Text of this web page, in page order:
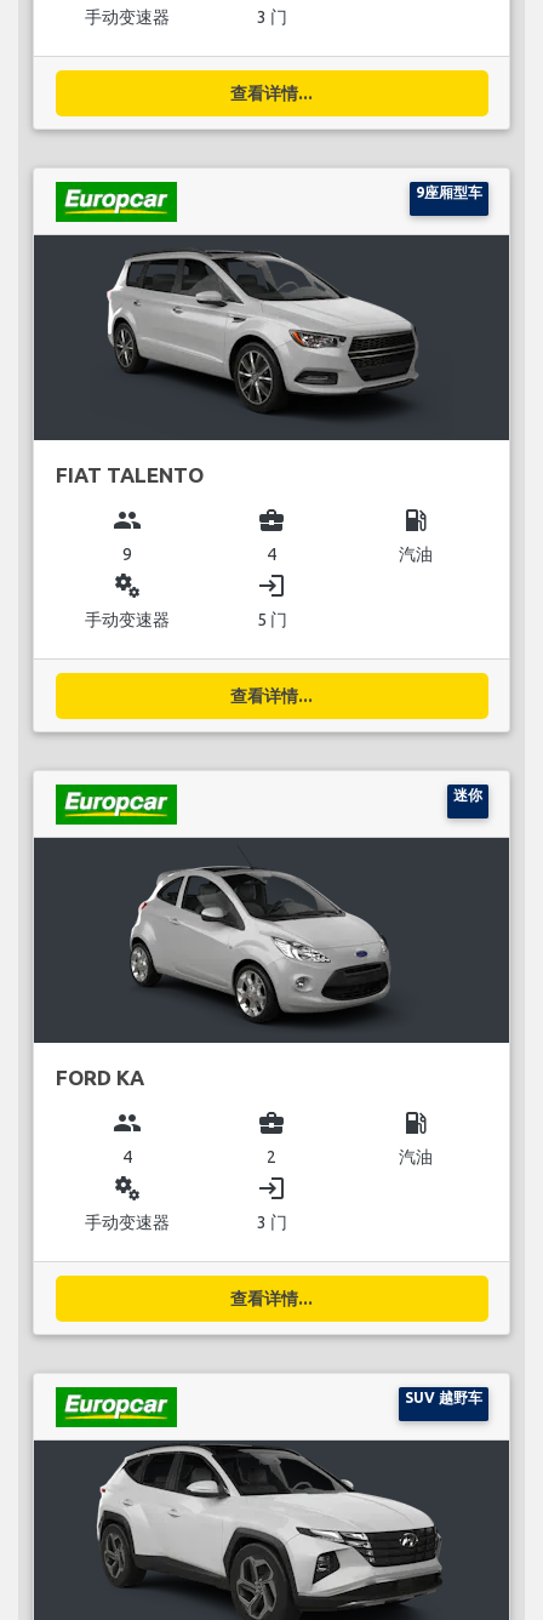
手动变速器 3 门
查看详情...
9座厢型车
FIAT TALENTO
group
9
business_center
4
local_gas_station
汽油
miscellaneous_services
手动变速器
login
5 门
查看详情...
迷你
FORD KA
group
4
business_center
2
local_gas_station
汽油
miscellaneous_services
手动变速器
login
3 门
查看详情...
SUV 越野车